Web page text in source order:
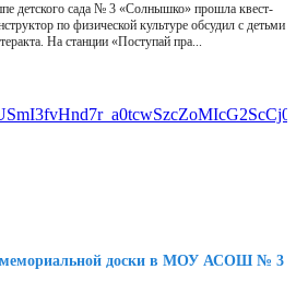
детского сада № 3 «Солнышко» прошла квест-
по физической культуре обсудил с детьми
На станции «Поступай пра...
мемориальной доски в МОУ АСОШ № 3